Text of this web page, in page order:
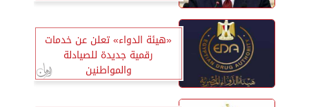
«هيئة الدواء» تعلن عن خدمات
رقمية جديدة للصيادلة
والمواطنين